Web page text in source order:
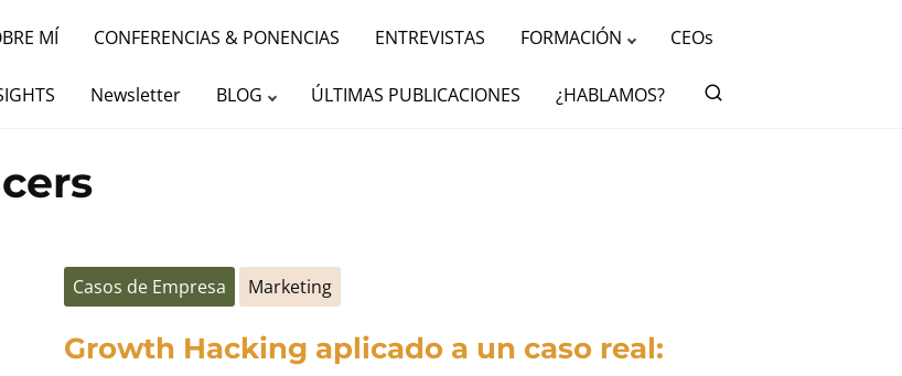
MÍ CONFERENCIAS & PONENCIAS ENTREVISTAS FORMACIÓN CEOs
Newsletter BLOG ÚLTIMAS PUBLICACIONES ¿HABLAMOS?
Casos de Empresa Marketing
Growth Hacking aplicado a un caso real: